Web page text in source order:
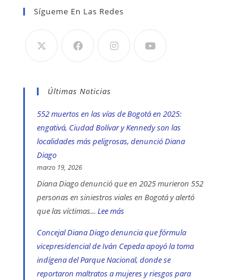
Sígueme En Las Redes
Últimas Noticias
552 muertos en las vías de Bogotá en 2025:
engativá, Ciudad Bolívar y Kennedy son las
localidades más peligrosas, denunció Diana
Diago
marzo 19, 2026
Diana Diago denunció que en 2025 murieron 552
personas en siniestros viales en Bogotá y alertó
que las víctimas... Lee más:
muertos
en
las
Concejal Diana Diago denuncia que fórmula
vicepresidencial de Iván Cepeda apoyó la toma
indígena del Parque Nacional, donde se
reportaron maltratos a mujeres y riesgos para